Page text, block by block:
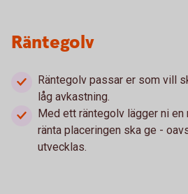
Räntegolv
Räntegolv passar er som vill
låg avkastning.
Med ett räntegolv lägger ni
ränta placeringen ska ge -
utvecklas.